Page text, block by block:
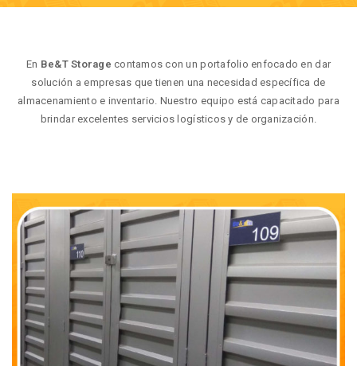
En Be&T Storage contamos con un portafolio enfocado en dar
solución a empresas que tienen una necesidad específica de
almacenamiento e inventario. Nuestro equipo está capacitado para
brindar excelentes servicios logísticos y de organización.